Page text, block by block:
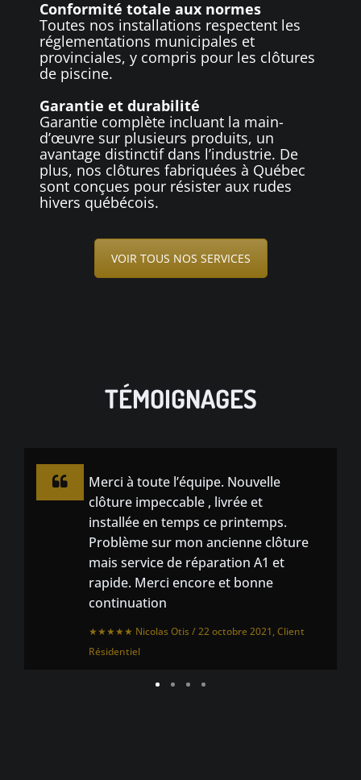
Conformité totale aux normes
Toutes nos installations respectent les
réglementations municipales et
provinciales, y compris pour les clôtures
de piscine.
Garantie et durabilité
Garantie complète incluant la main-
d’œuvre sur plusieurs produits, un
avantage distinctif dans l’industrie. De
plus, nos clôtures fabriquées à Québec
sont conçues pour résister aux rudes
hivers québécois.
VOIR TOUS NOS SERVICES
TÉMOIGNAGES
Merci à toute l’équipe. Nouvelle
clôture impeccable , livrée et
installée en temps ce printemps.
Problème sur mon ancienne clôture
mais service de réparation A1 et
rapide. Merci encore et bonne
continuation
★★★★★ Nicolas Otis / 22 octobre 2021, Client
Résidentiel